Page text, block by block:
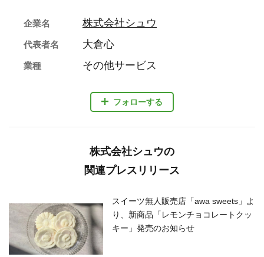
フォローする
企業名 株式会社シュウ
代表者名 大倉心
業種 その他サービス
株式会社シュウの
関連プレスリリース
スイーツ無人販売店「awa sweets」よ
り、新商品「レモンチョコレートクッ
キー」発売のお知らせ